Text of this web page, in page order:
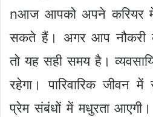
nआज आपको अपने करियर
सकते हैं। अगर आप नौकरी
तो यह सही समय है।
रहेगा। पारिवारिक जीवन
प्रेम संबंधों में मधुरता